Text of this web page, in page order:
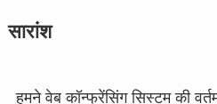
सारांश
हमने वेब कॉन्फ्रेंसिंग सिस्टम की